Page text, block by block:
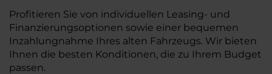
Profitieren Sie von individuellen Leasing- und
Finanzierungsoptionen sowie einer bequemen
Inzahlungnahme Ihres alten Fahrzeugs. Wir bieten
Ihnen die besten Konditionen, die zu Ihrem Budget
passen.